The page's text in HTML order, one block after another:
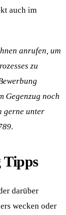
auch im
anrufen, um
zu
Gegenzug noch
gerne unter
Tipps
darüber
wecken oder